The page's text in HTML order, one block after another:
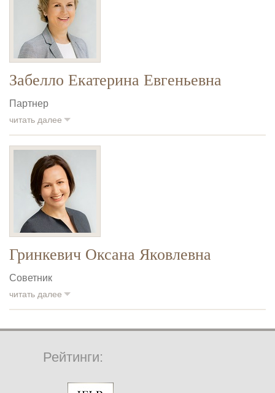
Забелло Екатерина Евгеньевна
Партнер
читать далее
Гринкевич Оксана Яковлевна
Советник
читать далее
Рейтинги: